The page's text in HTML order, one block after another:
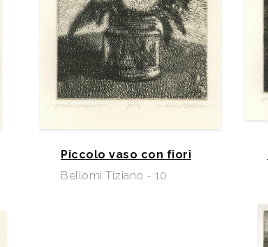
Piccolo vaso con fiori
Bellomi Tiziano - 10